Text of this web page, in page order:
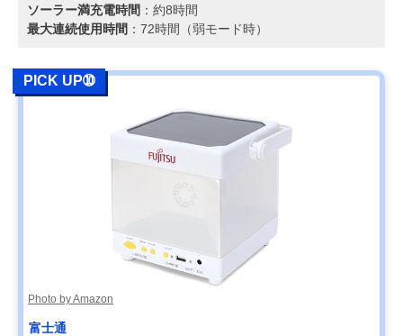
ソーラー満充電時間 ：約8時間
最大連続使用時間 ：72時間（弱モード時）
PICK UP➉
Photo by Amazon
富士通